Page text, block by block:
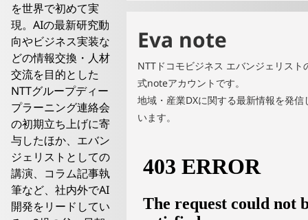
を世界で初めて実
現。AIの最新研究動
向やビジネス実装な
どの情報交換・人材
交流を目的とした
NTTグループディー
プラーニング連絡会
の初期立ち上げに寄
与したほか、エバン
ジェリストとしての
講演、コラム記事執
筆など、社内外でAI
開発をリードしてい
Eva note
NTTドコモビジネス エバンジェリスト
式noteアカウントです。
地域・産業DXに関する最新情報を発信
います。